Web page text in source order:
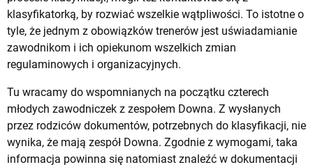
klasyfikatorką, by rozwiać wszelkie wątpliwości. To istotne o
tyle, że jednym z obowiązków trenerów jest uświadamianie
zawodnikom i ich opiekunom wszelkich zmian
regulaminowych i organizacyjnych.
Tu wracamy do wspomnianych na początku czterech
młodych zawodniczek z zespołem Downa. Z wysłanych
przez rodziców dokumentów, potrzebnych do klasyfikacji, nie
wynika, że mają zespół Downa. Zgodnie z wymogami, taka
informacja powinna się natomiast znaleźć w dokumentacji